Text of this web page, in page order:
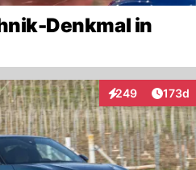
Denkmal in
249
Interaktionen173d